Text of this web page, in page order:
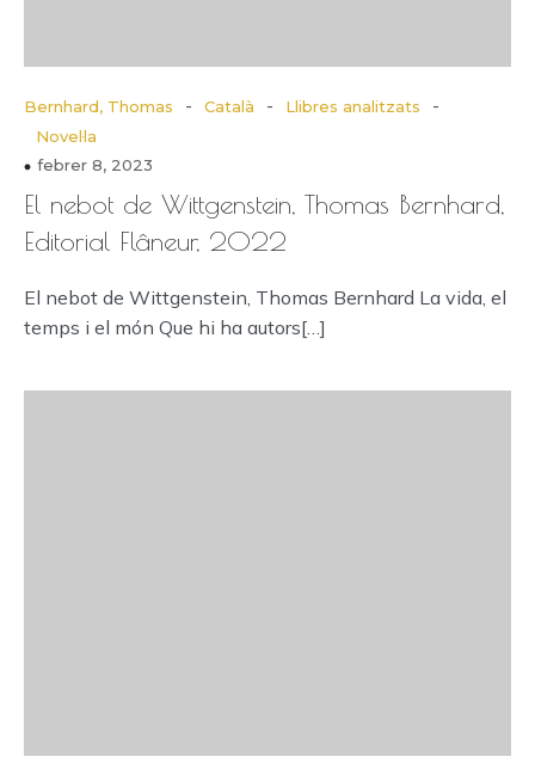
Bernhard, Thomas - Català - Llibres analitzats -
Novel·la
febrer 8, 2023
El nebot de Wittgenstein, Thomas Bernhard,
Editorial Flâneur, 2022
El nebot de Wittgenstein, Thomas Bernhard La vida, el
temps i el món Que hi ha autors[…]